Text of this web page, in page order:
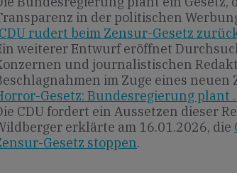
in der politischen
CDU rudert beim Zensur-Gesetz
weiterer Entwurf eröffnet
und journalistischen
im Zuge eines neuen
Gesetz: Bundesregierung plant
CDU fordert ein Aussetzen dieser
erklärte am 16.01.2026, die
Gesetz stoppen.